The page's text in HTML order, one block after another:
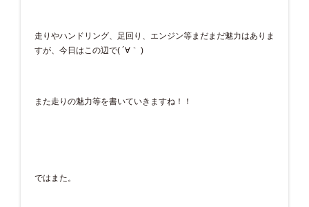
走りやハンドリング、足回り、エンジン等まだまだ魅力はありま
すが、今日はこの辺で( ´∀｀ )
また走りの魅力等を書いていきますね！！
ではまた。